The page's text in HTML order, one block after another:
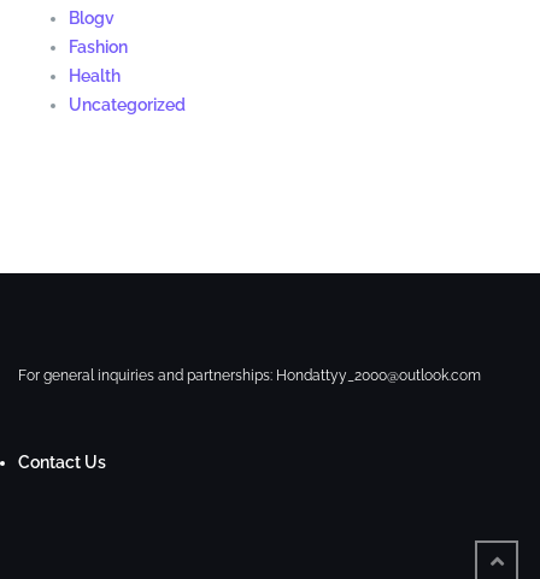
Blogv
Fashion
Health
Uncategorized
For general inquiries and partnerships: Hondattyy_2000@outlook.com
Contact Us